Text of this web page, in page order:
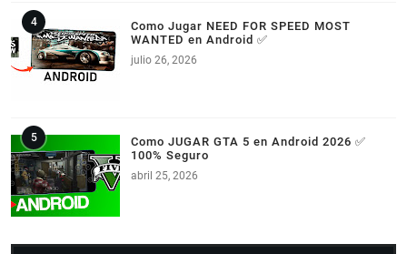
Como Jugar NEED FOR SPEED MOST
WANTED en Android ✅
julio 26, 2026
Como JUGAR GTA 5 en Android 2026 ✅
100% Seguro
abril 25, 2026